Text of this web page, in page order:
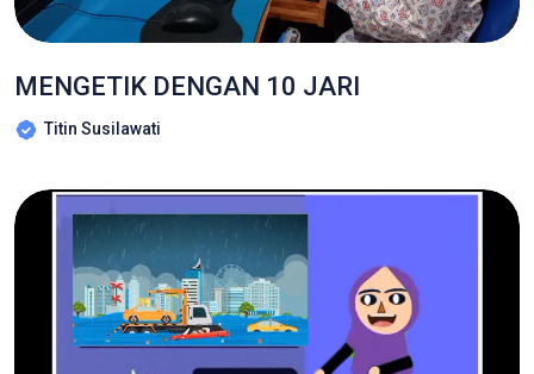
MENGETIK DENGAN 10 JARI
Titin Susilawati